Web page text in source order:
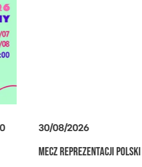
POLSKI KOSZYKARZY